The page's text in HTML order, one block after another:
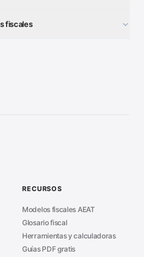
fiscales
RECURSOS
Modelos fiscales AEAT
Glosario fiscal
Herramientas y calculadoras
Guías PDF gratis